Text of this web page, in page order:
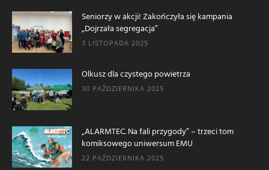
Seniorzy w akcji! Zakończyła się kampania
„Dojrzała segregacja”
3 LISTOPADA 2025
Olkusz dla czystego powietrza
30 PAŹDZIERNIKA 2025
„ALARMTEC. Na fali przygody” – trzeci tom
komiksowego uniwersum EMU
22 PAŹDZIERNIKA 2025